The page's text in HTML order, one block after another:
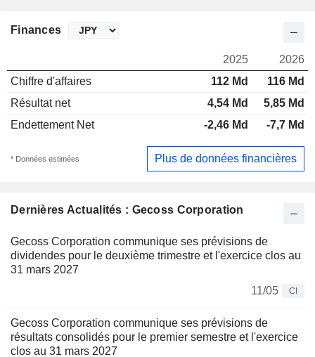
Dernières Actualités : Gecoss Corporation
Gecoss Corporation communique ses prévisions de
dividendes pour le deuxième trimestre et l'exercice clos au
31 mars 2027
11/05
CI
Gecoss Corporation communique ses prévisions de
résultats consolidés pour le premier semestre et l'exercice
clos au 31 mars 2027
Finances
2025
2026
Chiffre d'affaires
112 Md
116 Md
Résultat net
4,54 Md
5,85 Md
Endettement Net
-2,46 Md -7,7 Md
* Données estimées Plus de données financières